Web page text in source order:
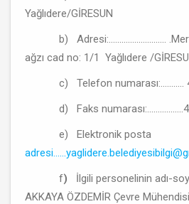
Yağlıdere/GİRESUN
b) Adresi:...........................
ağzı cad no: 1/1 Yağlıdere /
c) Telefon numarası:...........
d) Faks
e) Elektronik posta
f) İlgili personelinin adı-
AKKAYA ÖZDEMİR Çevre